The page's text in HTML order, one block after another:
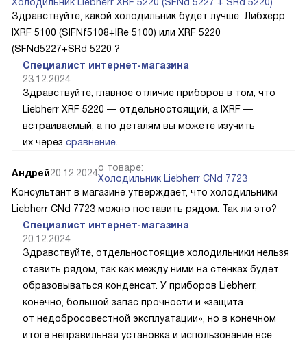
Здравствуйте, какой холодильник будет лучше Либхерр
IXRF 5100 (SIFNf5108+IRe 5100) или XRF 5220
(SFNd5227+SRd 5220 ?
Специалист интернет-магазина
23.12.2024
Здравствуйте, главное отличие приборов в том, что
Liebherr XRF 5220 — отдельностоящий, а IXRF —
встраиваемый, а по деталям вы можете изучить
их через сравнение
Андрей20.12.2024о товаре:
Холодильник Liebherr CNd 7723
Консультант в магазине утверждает, что холодильники
Liebherr CNd 7723 можно поставить рядом. Так ли это?
Специалист интернет-магазина
20.12.2024
Здравствуйте, отдельностоящие холодильники нельзя
ставить рядом, так как между ними на стенках будет
образовываться конденсат. У приборов Liebherr,
конечно, большой запас прочности и «защита
от недобросовестной эксплуатации», но в конечном
итоге неправильная установка и использование все